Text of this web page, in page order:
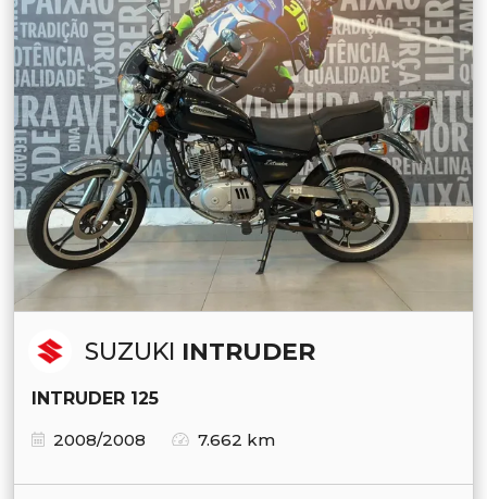
SUZUKI INTRUDER
INTRUDER 125
2008/2008
7.662 km